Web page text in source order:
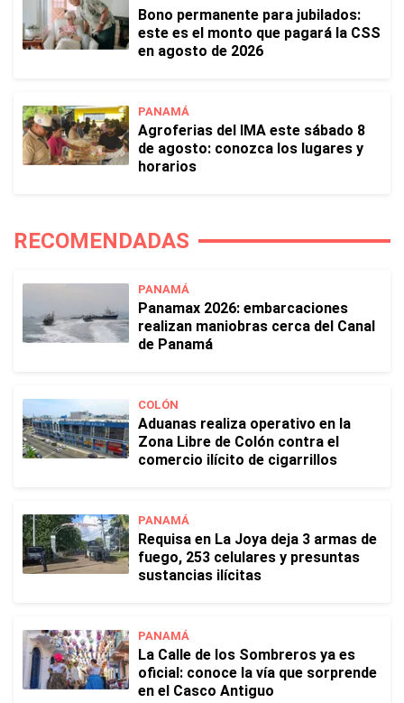
Bono permanente para jubilados:
este es el monto que pagará la CSS
en agosto de 2026
PANAMÁ
Agroferias del IMA este sábado 8
de agosto: conozca los lugares y
horarios
RECOMENDADAS
PANAMÁ
Panamax 2026: embarcaciones
realizan maniobras cerca del Canal
de Panamá
COLÓN
Aduanas realiza operativo en la
Zona Libre de Colón contra el
comercio ilícito de cigarrillos
PANAMÁ
Requisa en La Joya deja 3 armas de
fuego, 253 celulares y presuntas
sustancias ilícitas
PANAMÁ
La Calle de los Sombreros ya es
oficial: conoce la vía que sorprende
en el Casco Antiguo